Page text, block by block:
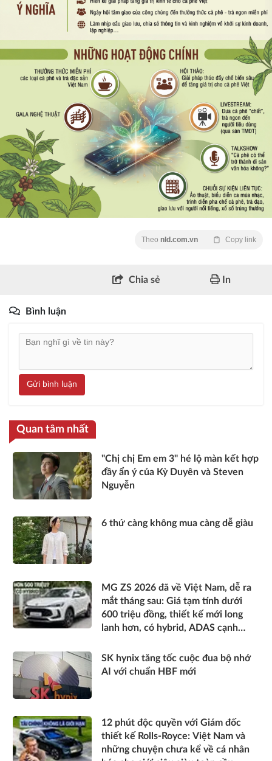
Theo nld.com.vn Copy link
Chia sẻ In
Bình luận
Gửi bình luận
Quan tâm nhất
"Chị chị Em em 3" hé lộ màn kết hợp
đầy ẩn ý của Kỳ Duyên và Steven
Nguyễn
6 thứ càng không mua càng dễ giàu
MG ZS 2026 đã về Việt Nam, dễ ra
mắt tháng sau: Giá tạm tính dưới
600 triệu đồng, thiết kế mới long
lanh hơn, có hybrid, ADAS cạnh
SK hynix tăng tốc cuộc đua bộ nhớ
AI với chuẩn HBF mới
12 phút độc quyền với Giám đốc
thiết kế Rolls-Royce: Việt Nam và
những chuyện chưa kể về cá nhân